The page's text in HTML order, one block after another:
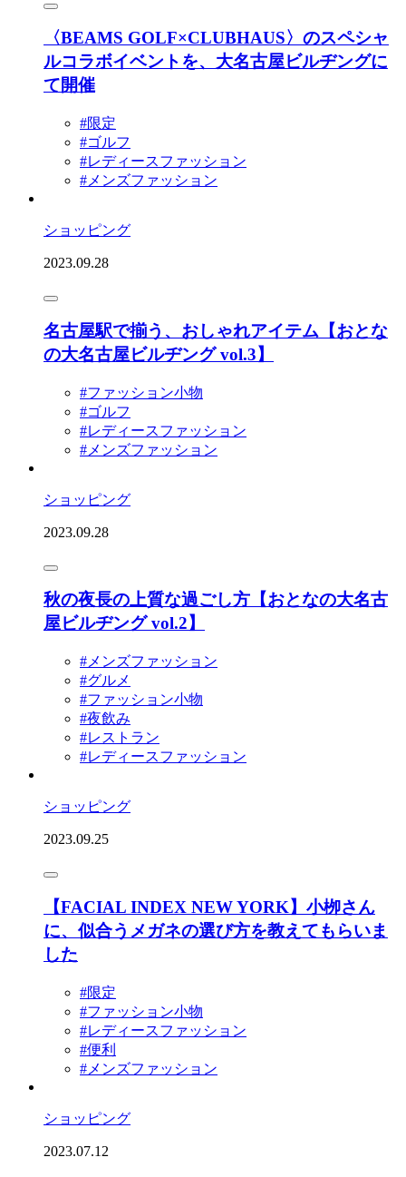
〈BEAMS GOLF×CLUBHAUS〉のスペシャ
ルコラボイベントを、大名古屋ビルヂングに
て開催
#限定
#ゴルフ
#レディースファッション
#メンズファッション
ショッピング
2023.09.28
名古屋駅で揃う、おしゃれアイテム【おとな
の大名古屋ビルヂング vol.3】
#ファッション小物
#ゴルフ
#レディースファッション
#メンズファッション
ショッピング
2023.09.28
秋の夜長の上質な過ごし方【おとなの大名古
屋ビルヂング vol.2】
#メンズファッション
#グルメ
#ファッション小物
#夜飲み
#レストラン
#レディースファッション
ショッピング
2023.09.25
【FACIAL INDEX NEW YORK】小栁さん
に、似合うメガネの選び方を教えてもらいま
した
#限定
#ファッション小物
#レディースファッション
#便利
#メンズファッション
ショッピング
2023.07.12